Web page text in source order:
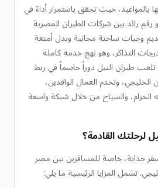
بالمواعيد، حيث تحقق باستمرار أداءً في
90%، وهو رقم رائد بين شركات الطيران المصرية
وجبات ساخنة مجانية وبدل أمتعة
التذاكر، وهو نهج خدمة كاملة
طيران النيل دوراً حاسماً في ربط
وتخدم العمال الوافدين،
والسياح من خلال شبكة واسعة
لرحلتك القادمة؟
جذابة، خاصة للمسافرين بين مصر
تشمل المزايا الرئيسية ما يلي: